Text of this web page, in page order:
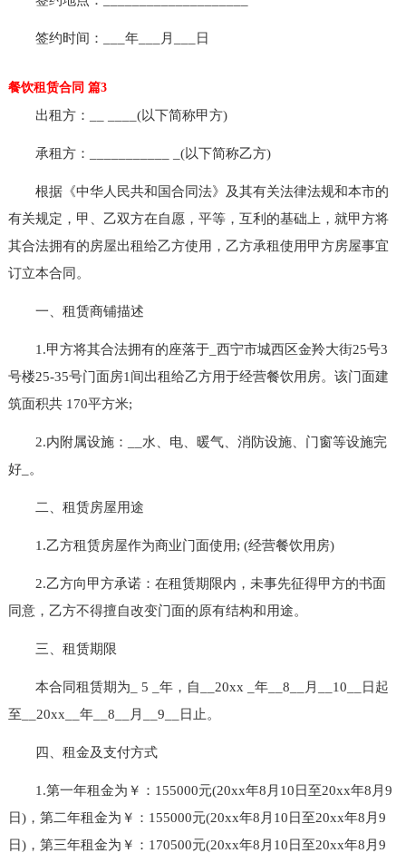
签约时间：___年___月___日
餐饮租赁合同 篇3
出租方：__ ____(以下简称甲方)
承租方：___________ _(以下简称乙方)
根据《中华人民共和国合同法》及其有关法律法规和本市的
有关规定，甲、乙双方在自愿，平等，互利的基础上，就甲方将
其合法拥有的房屋出租给乙方使用，乙方承租使用甲方房屋事宜
订立本合同。
一、租赁商铺描述
1.甲方将其合法拥有的座落于_西宁市城西区金羚大街25号3
号楼25-35号门面房1间出租给乙方用于经营餐饮用房。该门面建
筑面积共 170平方米;
2.内附属设施：__水、电、暖气、消防设施、门窗等设施完
好_。
二、租赁房屋用途
1.乙方租赁房屋作为商业门面使用; (经营餐饮用房)
2.乙方向甲方承诺：在租赁期限内，未事先征得甲方的书面
同意，乙方不得擅自改变门面的原有结构和用途。
三、租赁期限
本合同租赁期为_ 5 _年，自__20xx _年__8__月__10__日起
至__20xx__年__8__月__9__日止。
四、租金及支付方式
1.第一年租金为￥：155000元(20xx年8月10日至20xx年8月9
日)，第二年租金为￥：155000元(20xx年8月10日至20xx年8月9
日)，第三年租金为￥：170500元(20xx年8月10日至20xx年8月9